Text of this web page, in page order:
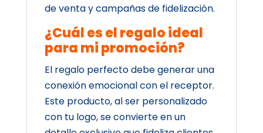
de venta y campañas de fidelización.
¿Cuál es el regalo ideal
para mi promoción?
El regalo perfecto debe generar una
conexión emocional con el receptor.
Este producto, al ser personalizado
con tu logo, se convierte en un